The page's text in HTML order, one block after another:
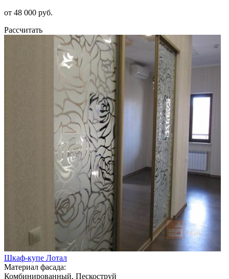
от 48 000 руб.
Рассчитать
Шкаф-купе Лотал
Материал фасада:
Комбинированный, Пескоструй